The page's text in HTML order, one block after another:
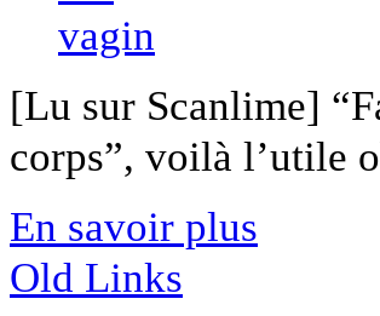
[Lu sur Scanlime]
corps”, voilà l’utile
En savoir plus
Old Links